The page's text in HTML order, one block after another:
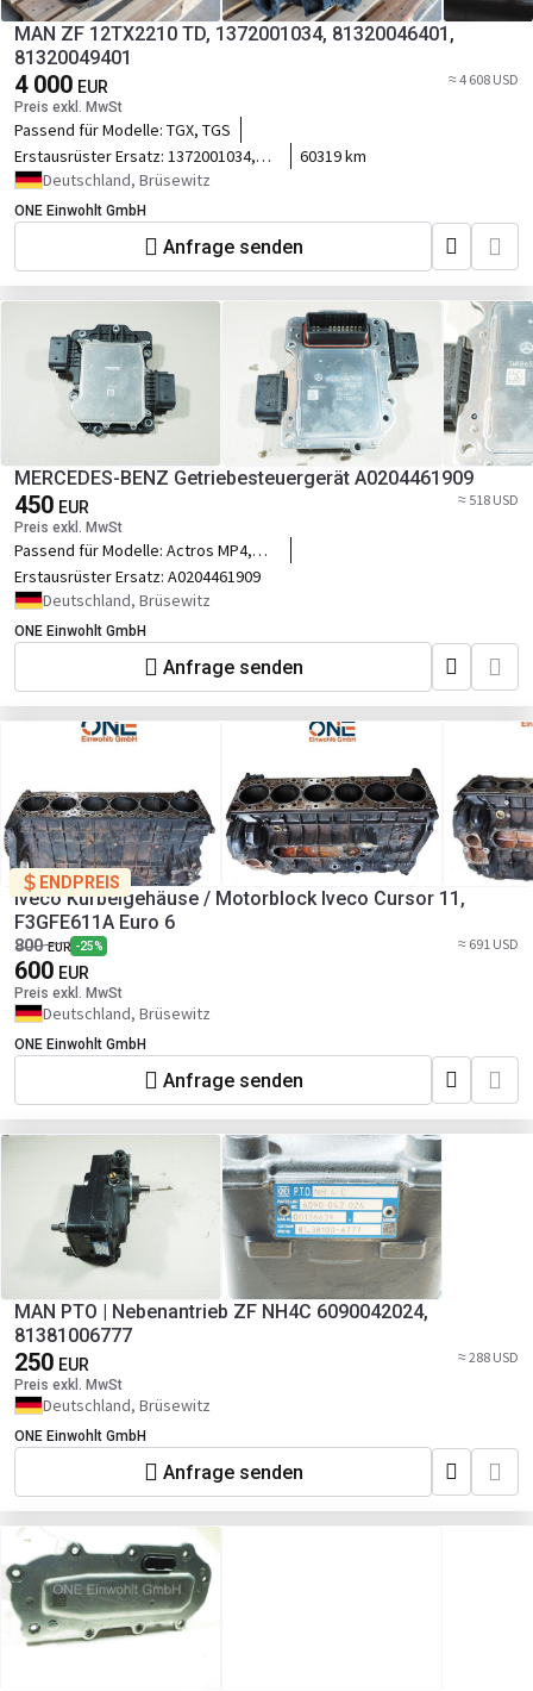
MAN ZF 12TX2210 TD, 1372001034, 81320046401,
81320049401
4 000 EUR
Preis exkl. MwSt
≈ 4 608 USD
Passend für Modelle: TGX, TGS
Erstausrüster Ersatz: 1372001034,
81320046401, 81320049401
60319 km
Deutschland, Brüsewitz
ONE Einwohlt GmbH
Anfrage senden
MERCEDES-BENZ Getriebesteuergerät A0204461909
450 EUR
Preis exkl. MwSt
≈ 518 USD
Passend für Modelle: Actros MP4,
MP5, Antos, Arocs
Erstausrüster Ersatz: A0204461909
Deutschland, Brüsewitz
ONE Einwohlt GmbH
Anfrage senden
ENDPREIS
Iveco Kurbelgehäuse / Motorblock Iveco Cursor 11,
F3GFE611A Euro 6
800 EUR -25%
600 EUR
Preis exkl. MwSt
≈ 691 USD
Deutschland, Brüsewitz
ONE Einwohlt GmbH
Anfrage senden
MAN PTO | Nebenantrieb ZF NH4C 6090042024,
81381006777
250 EUR
Preis exkl. MwSt
≈ 288 USD
Deutschland, Brüsewitz
ONE Einwohlt GmbH
Anfrage senden